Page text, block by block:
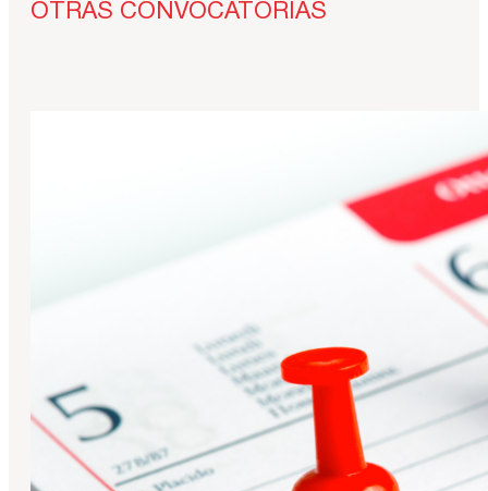
OTRAS CONVOCATORIAS